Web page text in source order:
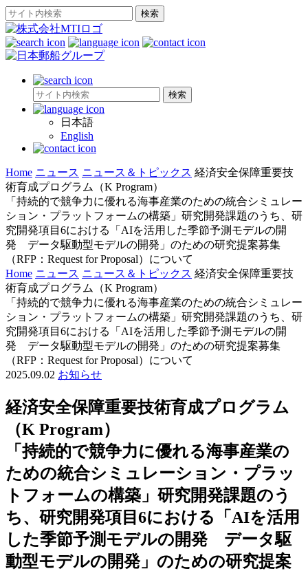
日本語
English
Home ニュース ニュース＆トピックス 経済安全保障重要技
術育成プログラム（K Program）
「持続的で競争力に優れる海事産業のための統合シミュレー
ション・プラットフォームの構築」研究開発課題のうち、研
究開発項目6における「AIを活用した季節予測モデルの開
発 データ駆動型モデルの開発」のための研究提案募集
（RFP：Request for Proposal）について
Home ニュース ニュース＆トピックス 経済安全保障重要技
術育成プログラム（K Program）
「持続的で競争力に優れる海事産業のための統合シミュレー
ション・プラットフォームの構築」研究開発課題のうち、研
究開発項目6における「AIを活用した季節予測モデルの開
発 データ駆動型モデルの開発」のための研究提案募集
（RFP：Request for Proposal）について
2025.09.02 お知らせ
経済安全保障重要技術育成プログラム
（K Program）
「持続的で競争力に優れる海事産業の
ための統合シミュレーション・プラッ
トフォームの構築」研究開発課題のう
ち、研究開発項目6における「AIを活用
した季節予測モデルの開発 データ駆
動型モデルの開発」のための研究提案